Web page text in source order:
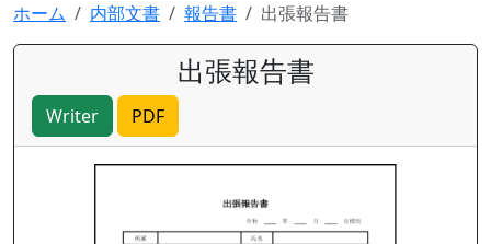
ホーム 内部文書 報告書 出張報告書
出張報告書
Writer PDF